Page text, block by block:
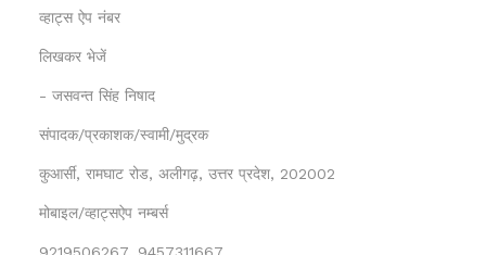
व्हाट्स ऐप नंबर
लिखकर भेजें
- जसवन्त सिंह निषाद
संपादक/प्रकाशक/स्वामी/मुद्रक
कुआर्सी, रामघाट रोड, अलीगढ़, उत्तर प्रदेश, 202002
मोबाइल/व्हाट्सऐप नम्बर्स